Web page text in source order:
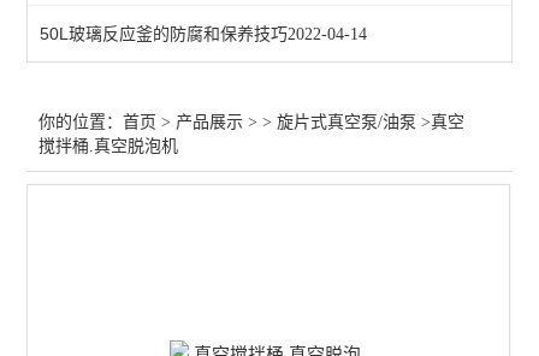
50L玻璃反应釜的防腐和保养技巧2022-04-14
你的位置：首页 > 产品展示 > >旋片式真空泵/油泵 >真空
搅拌桶.真空脱泡机